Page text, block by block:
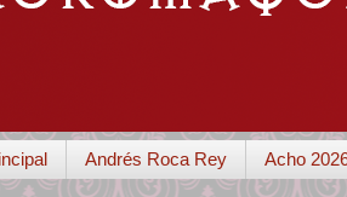
Andrés Roca Rey Acho